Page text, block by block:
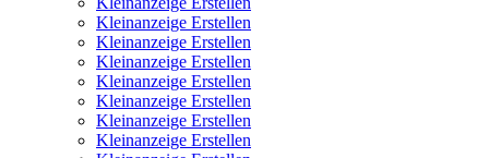
Kleinanzeige Erstellen
Kleinanzeige Erstellen
Kleinanzeige Erstellen
Kleinanzeige Erstellen
Kleinanzeige Erstellen
Kleinanzeige Erstellen
Kleinanzeige Erstellen